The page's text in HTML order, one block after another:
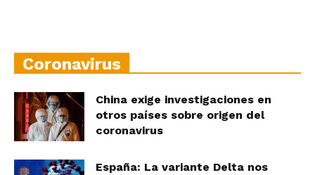
Coronavirus
China exige investigaciones en
otros países sobre origen del
coronavirus
España: La variante Delta nos